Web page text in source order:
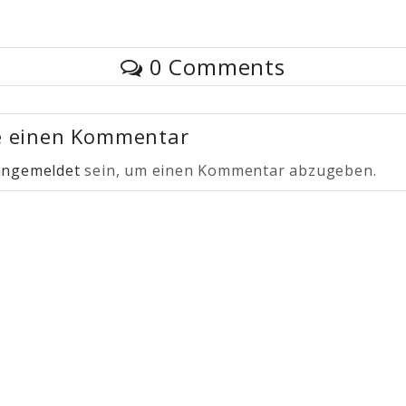
0 Comments
einen Kommentar
sein, um einen Kommentar abzugeben.